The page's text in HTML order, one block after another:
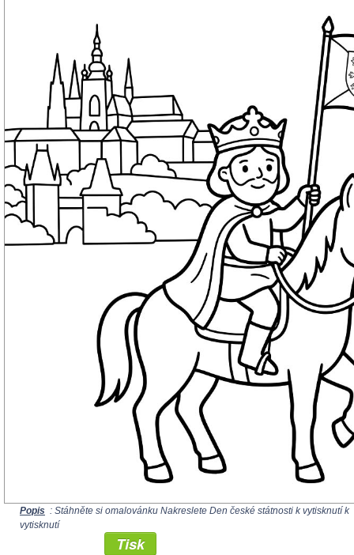
Popis : Stáhněte si omalovánku Nakreslete Den české státnosti k vytisknutí k
vytisknutí
Tisk